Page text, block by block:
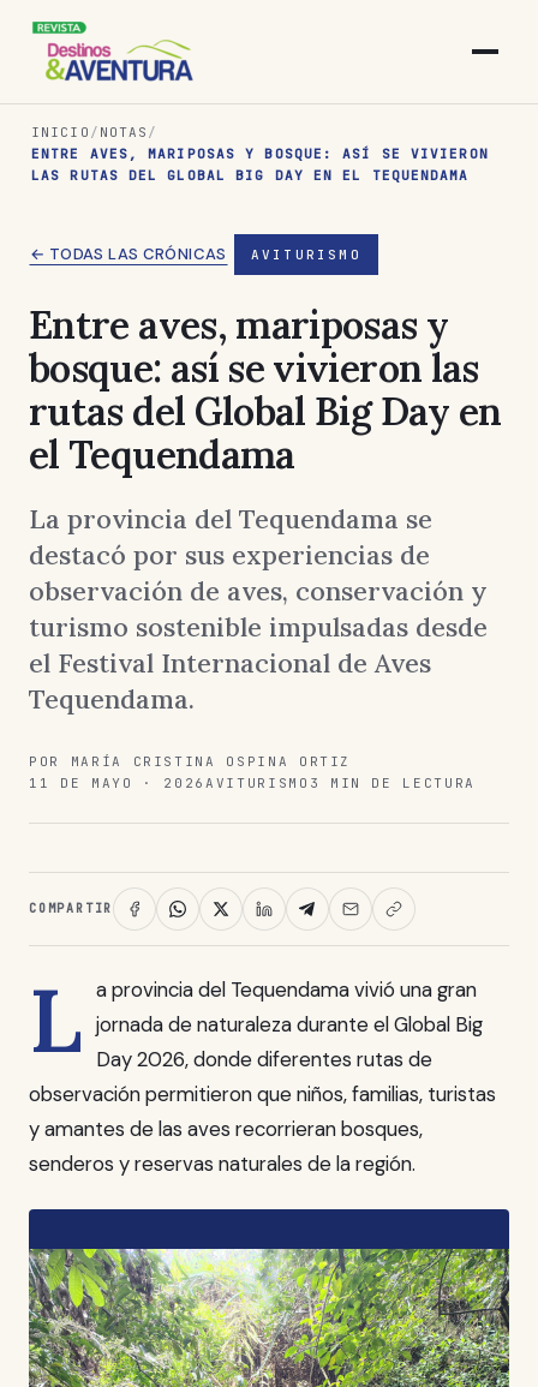
INICIO / NOTAS /
ENTRE AVES, MARIPOSAS Y BOSQUE: ASÍ SE VIVIERON
LAS RUTAS DEL GLOBAL BIG DAY EN EL TEQUENDAMA
← TODAS LAS CRÓNICAS AVITURISMO
Entre aves, mariposas y
bosque: así se vivieron las
rutas del Global Big Day en
el Tequendama
La provincia del Tequendama se
destacó por sus experiencias de
observación de aves, conservación y
turismo sostenible impulsadas desde
el Festival Internacional de Aves
Tequendama.
POR MARÍA CRISTINA OSPINA ORTIZ
11 DE MAYO · 2026AVITURISMO 3 MIN DE LECTURA
COMPARTIR
L a provincia del Tequendama vivió una gran
jornada de naturaleza durante el Global Big
Day 2026, donde diferentes rutas de
observación permitieron que niños, familias, turistas
y amantes de las aves recorrieran bosques,
senderos y reservas naturales de la región.